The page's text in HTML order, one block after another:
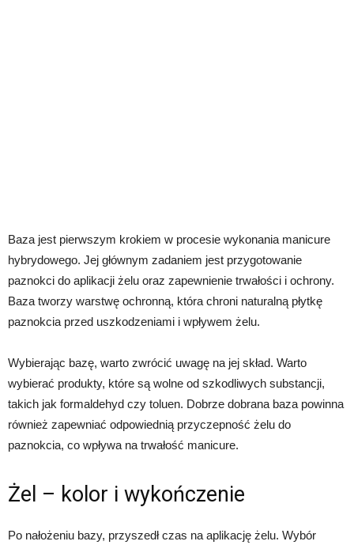
Baza jest pierwszym krokiem w procesie wykonania manicure
hybrydowego. Jej głównym zadaniem jest przygotowanie
paznokci do aplikacji żelu oraz zapewnienie trwałości i ochrony.
Baza tworzy warstwę ochronną, która chroni naturalną płytkę
paznokcia przed uszkodzeniami i wpływem żelu.
Wybierając bazę, warto zwrócić uwagę na jej skład. Warto
wybierać produkty, które są wolne od szkodliwych substancji,
takich jak formaldehyd czy toluen. Dobrze dobrana baza powinna
również zapewniać odpowiednią przyczepność żelu do
paznokcia, co wpływa na trwałość manicure.
Żel – kolor i wykończenie
Po nałożeniu bazy, przyszedł czas na aplikację żelu. Wybór